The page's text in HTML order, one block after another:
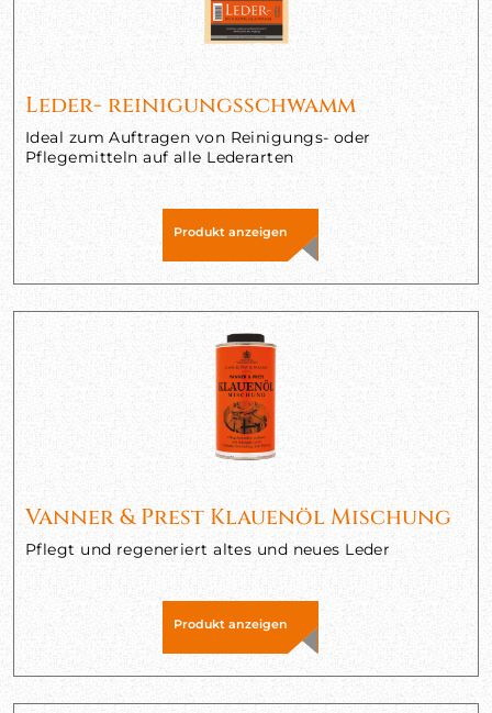
Leder- reinigungsschwamm
Ideal zum Auftragen von Reinigungs- oder
Pflegemitteln auf alle Lederarten
Produkt anzeigen
Vanner & Prest Klauenöl Mischung
Pflegt und regeneriert altes und neues Leder
Produkt anzeigen